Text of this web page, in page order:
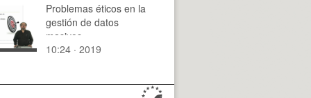
Problemas éticos en la
gestión de datos
masivos
10:24 · 2019